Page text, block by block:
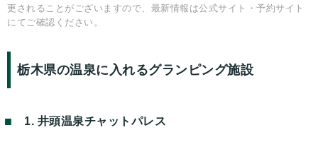
更されることがございますので、最新情報は公式サイト・予約サイト
にてご確認ください。
栃木県の温泉に入れるグランピング施設
1. 井頭温泉チャットパレス